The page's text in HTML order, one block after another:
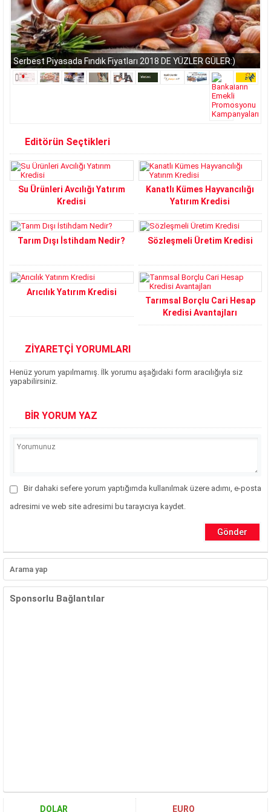
Serbest Piyasada Fındık Fiyatları 2018 DE YÜZLER GÜLER:)
Editörün Seçtikleri
Su Ürünleri Avcılığı Yatırım
Kredisi
Kanatlı Kümes Hayvancılığı
Yatırım Kredisi
Tarım Dışı İstihdam Nedir? Sözleşmeli Üretim Kredisi
Arıcılık Yatırım Kredisi
Tarımsal Borçlu Cari Hesap
Kredisi Avantajları
ZİYARETÇİ YORUMLARI
Henüz yorum yapılmamış. İlk yorumu aşağıdaki form aracılığıyla siz
yapabilirsiniz.
BİR YORUM YAZ
Bir dahaki sefere yorum yaptığımda kullanılmak üzere adımı, e-posta
adresimi ve web site adresimi bu tarayıcıya kaydet.
Sponsorlu Bağlantılar
DOLAR EURO